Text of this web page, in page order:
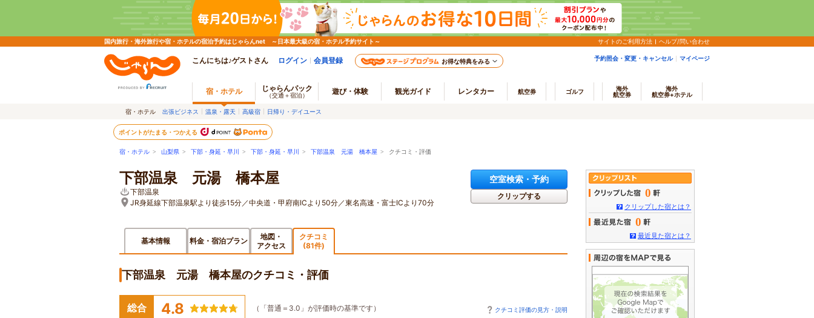
国内旅行・海外旅行や宿・ホテルの宿泊予約はじゃらんnet ～日本最大級の宿・ホテル予約サイト～ サイトのご利用方法 ヘルプ/問い合わせ
こんにちは♪ゲストさん ログイン 会員登録 お得な特典をみる 予約照会・変更・キャンセル マイページ
宿・ホテル じゃらんパック
（交通＋宿泊） 遊び・体験 観光ガイド レンタカー 航空券 ゴルフ
海外
航空券
海外
航空券+ホテル
宿・ホテル 出張ビジネス 温泉・露天 高級宿 日帰り・デイユース
ポイントがたまる・つかえる
宿・ホテル > 山梨県 > 下部・身延・早川 > 下部・身延・早川 > 下部温泉 元湯 橋本屋 > クチコミ・評価
下部温泉 元湯 橋本屋
下部温泉
JR身延線下部温泉駅より徒歩15分／中央道・甲府南ICより50分／東名高速・富士ICより70分
空室検索・予約
クリップする
基本情報 料金・宿泊プラン
地図・
アクセス
クチコミ
(81件)
下部温泉 元湯 橋本屋のクチコミ・評価
総合 4.8 （「普通＝3.0」が評価時の基準です） クチコミ評価の見方・説明
0
クリップした宿とは？
0
最近見た宿とは？